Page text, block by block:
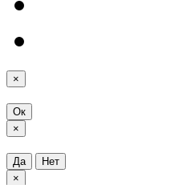
×
Ок
×
Да
Нет
×